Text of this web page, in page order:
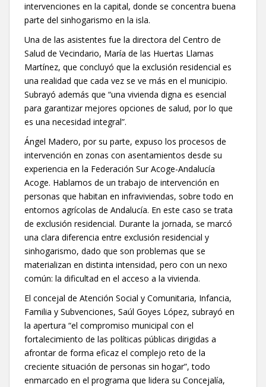
intervenciones en la capital, donde se concentra buena
parte del sinhogarismo en la isla.
Una de las asistentes fue la directora del Centro de
Salud de Vecindario, María de las Huertas Llamas
Martínez, que concluyó que la exclusión residencial es
una realidad que cada vez se ve más en el municipio.
Subrayó además que “una vivienda digna es esencial
para garantizar mejores opciones de salud, por lo que
es una necesidad integral”.
Ángel Madero, por su parte, expuso los procesos de
intervención en zonas con asentamientos desde su
experiencia en la Federación Sur Acoge-Andalucía
Acoge. Hablamos de un trabajo de intervención en
personas que habitan en infraviviendas, sobre todo en
entornos agrícolas de Andalucía. En este caso se trata
de exclusión residencial. Durante la jornada, se marcó
una clara diferencia entre exclusión residencial y
sinhogarismo, dado que son problemas que se
materializan en distinta intensidad, pero con un nexo
común: la dificultad en el acceso a la vivienda.
El concejal de Atención Social y Comunitaria, Infancia,
Familia y Subvenciones, Saúl Goyes López, subrayó en
la apertura “el compromiso municipal con el
fortalecimiento de las políticas públicas dirigidas a
afrontar de forma eficaz el complejo reto de la
creciente situación de personas sin hogar”, todo
enmarcado en el programa que lidera su Concejalía,